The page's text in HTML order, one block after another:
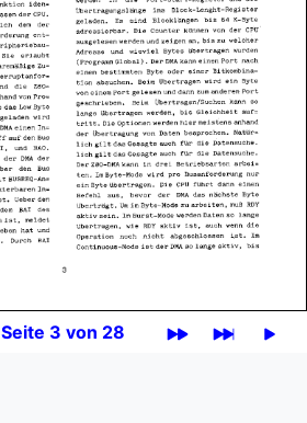
Seite 3 von 28